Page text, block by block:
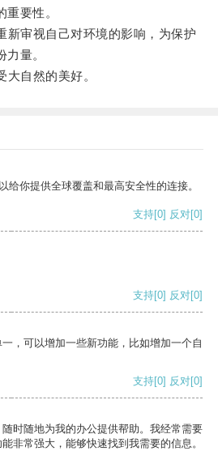
要性。
审视自己对环境的影响，为保护
量。
自然的美好。
给你提供全球覆盖和最高安全性的连接。
支持[0] 反对[0]
支持[0] 反对[0]
，可以增加一些新功能，比如增加一个自
支持[0] 反对[0]
时随地为我的办公提供帮助。我经常需要
非常强大，能够快速找到我需要的信息。